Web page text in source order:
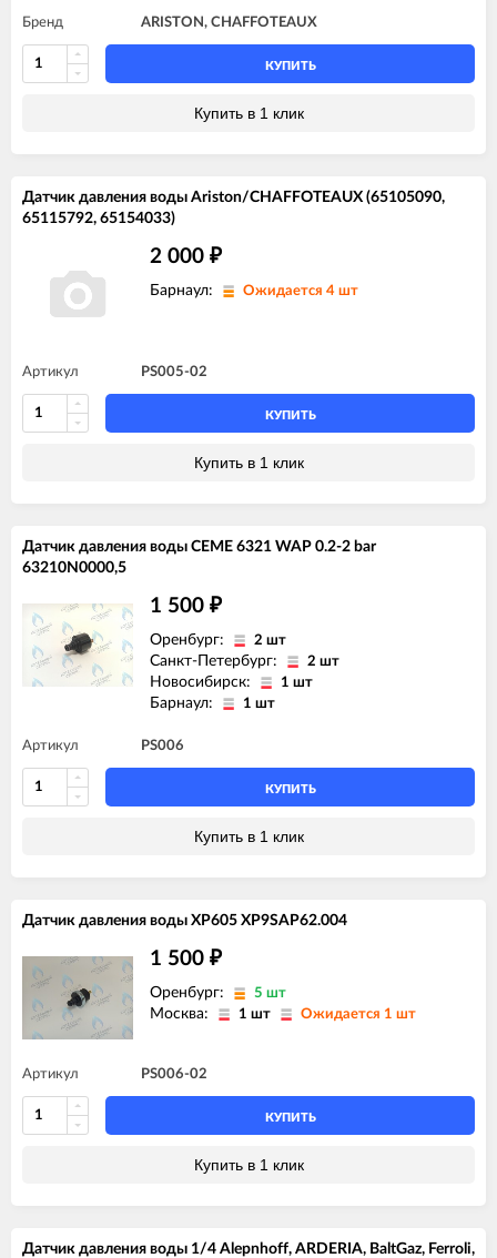
Бренд ARISTON, CHAFFOTEAUX
КУПИТЬ
Купить в 1 клик
Датчик давления воды Ariston/CHAFFOTEAUX (65105090,
65115792, 65154033)
2 000 ₽
Барнаул: Ожидается 4 шт
Артикул PS005-02
КУПИТЬ
Купить в 1 клик
Датчик давления воды CEME 6321 WAP 0.2-2 bar
63210N0000,5
1 500 ₽
Оренбург: 2 шт
Санкт-Петербург: 2 шт
Новосибирск: 1 шт
Барнаул: 1 шт
Артикул PS006
КУПИТЬ
Купить в 1 клик
Датчик давления воды XP605 XP9SAP62.004
1 500 ₽
Оренбург: 5 шт
Москва: 1 шт Ожидается 1 шт
Артикул PS006-02
КУПИТЬ
Купить в 1 клик
Датчик давления воды 1/4 Alepnhoff, ARDERIA, BaltGaz, Ferroli,